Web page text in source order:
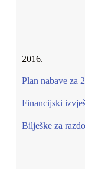
2016.
Plan nabave za
Financijski
Bilješke za